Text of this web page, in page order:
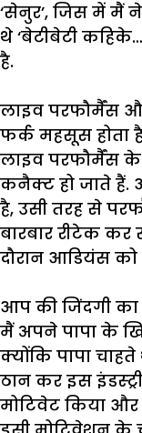
‘सेनुर’, जिस में मैं ने
थे ‘बेटीबेटी कहिके
है.
लाइव परफौर्मैंस
फर्क महसूस होता
लाइव परफौर्मैंस के
कनैक्ट हो जाते हैं.
है, उसी तरह से
बारबार रीटेक कर
दौरान आडियंस को
आप की जिंदगी का
मैं अपने पापा के
क्योंकि पापा चाहते
ठान कर इस इंडस्ट्री
मोटिवेट किया और